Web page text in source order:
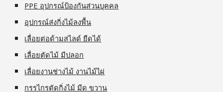
PPE อุปกรณ์ป้องกันส่วนบุคคล
อุปกรณ์ส่งกิ่งไม้ลงพื้น
เลื่อยต่อด้ามสไลด์ ยืดได้
เลื่อยตัดไม้ มีปลอก
เลื่อยงานช่างไม้ งานไม้ไผ่
กรรไกรตัดกิ่งไม้ มีด ขวาน